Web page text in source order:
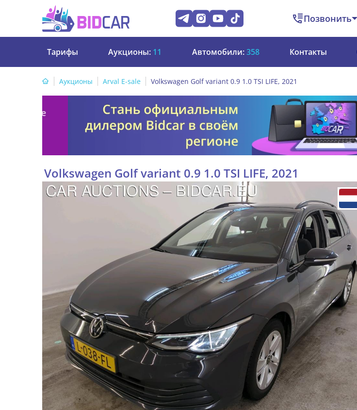
Позвонить
Тарифы Аукционы: 11 Автомобили:358 Контакты
Аукционы Arval E-sale Volkswagen Golf variant 0.9 1.0 TSI LIFE, 2021
Volkswagen Golf variant 0.9 1.0 TSI LIFE, 2021